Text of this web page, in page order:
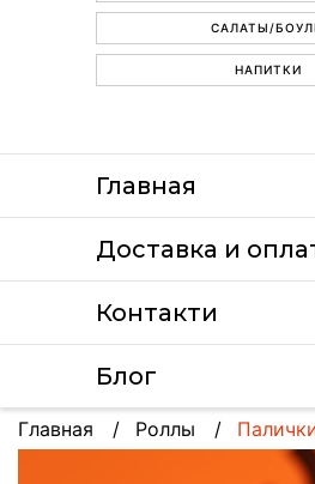
САЛАТЫ/
НАПИТКИ
Главная
Доставка и
Контакти
Блог
Главная Роллы